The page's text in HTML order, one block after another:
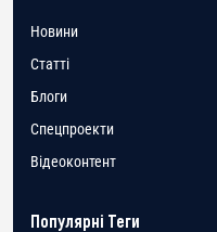
Новини
Статті
Блоги
Спецпроекти
Відеоконтент
Популярні Теги